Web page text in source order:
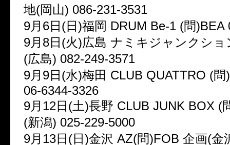
地(岡山) 086-231-3531
9月6日(日)福岡 DRUM Be-1 (問)BEA
9月8日(火)広島 ナミキジャンクショ
(広島) 082-249-3571
9月9日(水)梅田 CLUB QUATTRO (
06-6344-3326
9月12日(土)長野 CLUB JUNK BOX (
(新潟) 025-229-5000
9月13日(日)金沢 AZ(問)FOB 企画(金